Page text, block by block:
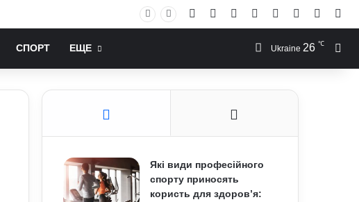
Facebook YouTubeInstagram
RSS Log In
СПОРТ ЕЩЕ Ukraine 26 ℃
Які види професійного
спорту приносять
користь для здоров’я: